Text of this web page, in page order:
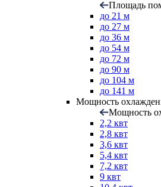
Площадь
до 21 м
до 27 м
до 36 м
до 54 м
до 72 м
до 90 м
до 104 м
до 141 м
Мощность
Мощность
2,2 квт
2,8 квт
3,6 квт
5,4 квт
7,2 квт
9 квт